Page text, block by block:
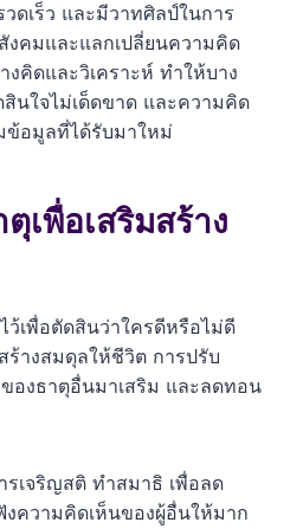
ดเร็ว และมีวาทศิลป์ในการ
งคมและแลกเปลี่ยนความคิด
คิดและวิเคราะห์ ทำให้บาง
นใจไม่เด็ดขาด และความคิด
ข้อมูลที่ได้รับมาใหม่
เพื่อเสริมสร้าง
ว้เพื่อตัดสินว่าใครดีหรือไม่ดี
ร้างสมดุลให้ชีวิต การปรับ
องธาตุอื่นมาเสริม และลดทอน
รเจริญสติ ทำสมาธิ เพื่อลด
ความคิดเห็นของผู้อื่นให้มาก